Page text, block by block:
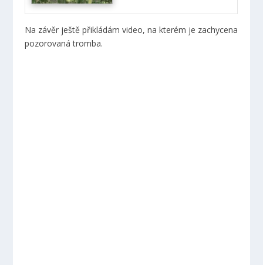
Na závěr ještě přikládám video, na kterém je zachycena
pozorovaná tromba.